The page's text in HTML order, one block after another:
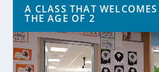
A CLASS THAT
THE AGE OF 2
Lecteur
vidéo